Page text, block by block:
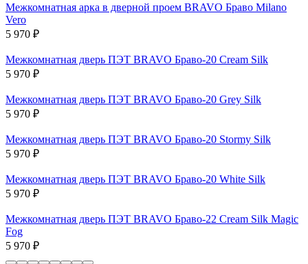
Межкомнатная арка в дверной проем BRAVO Бравo Milano
Vero
5 970 ₽
Межкомнатная дверь ПЭТ BRAVO Браво-20 Cream Silk
5 970 ₽
Межкомнатная дверь ПЭТ BRAVO Браво-20 Grey Silk
5 970 ₽
Межкомнатная дверь ПЭТ BRAVO Браво-20 Stormy Silk
5 970 ₽
Межкомнатная дверь ПЭТ BRAVO Браво-20 White Silk
5 970 ₽
Межкомнатная дверь ПЭТ BRAVO Браво-22 Cream Silk Magic
Fog
5 970 ₽